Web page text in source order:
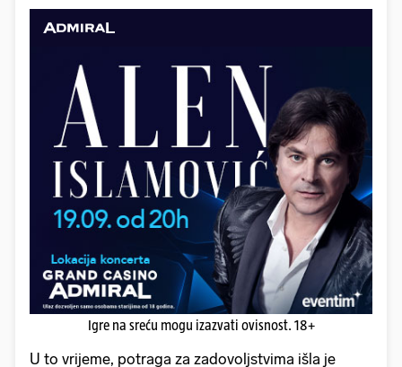
Igre na sreću mogu izazvati ovisnost. 18+
U to vrijeme, potraga za zadovoljstvima išla je